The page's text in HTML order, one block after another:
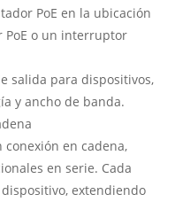
PoE en la ubicación
PoE o un interruptor
salida para dispositivos,
y ancho de banda.
conexión en cadena,
en serie. Cada
extendiendo